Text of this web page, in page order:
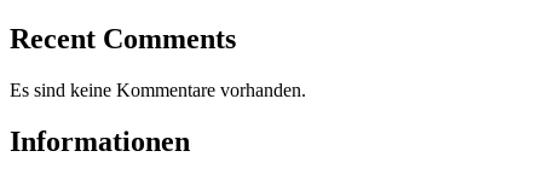
Recent Comments
Es sind keine Kommentare vorhanden.
Informationen